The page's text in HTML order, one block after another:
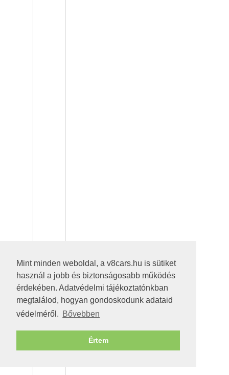
Mint minden weboldal, a v8cars.hu is sütiket
használ a jobb és biztonságosabb működés
érdekében. Adatvédelmi tájékoztatónkban
megtalálod, hogyan gondoskodunk adataid
védelméről. Bővebben
Értem